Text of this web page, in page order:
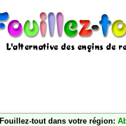
Fouillez-tout dans votre région: